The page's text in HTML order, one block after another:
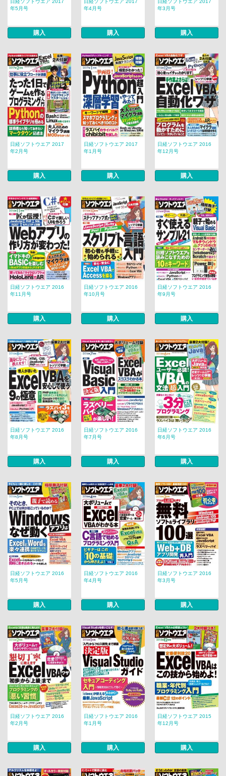
日経ソフトウエア 2017
年5月号
購入
日経ソフトウエア 2017
年4月号
購入
日経ソフトウエア 2017
年3月号
購入
日経ソフトウエア 2017
年2月号
購入
日経ソフトウエア 2017
年1月号
購入
日経ソフトウエア 2016
年12月号
購入
日経ソフトウエア 2016
年11月号
購入
日経ソフトウエア 2016
年10月号
購入
日経ソフトウエア 2016
年9月号
購入
日経ソフトウエア 2016
年8月号
購入
日経ソフトウエア 2016
年7月号
購入
日経ソフトウエア 2016
年6月号
購入
日経ソフトウエア 2016
年5月号
購入
日経ソフトウエア 2016
年4月号
購入
日経ソフトウエア 2016
年3月号
購入
日経ソフトウエア 2016
年2月号
購入
日経ソフトウエア 2016
年1月号
購入
日経ソフトウエア 2015
年12月号
購入